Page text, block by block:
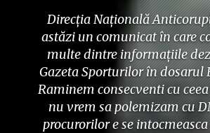
Direcţia Naţională
astăzi un comunicat în care
multe dintre informaţiile
Gazeta Sporturilor în dosarul
Raminem consecventi cu
nu vrem sa polemizam cu
procurorilor e se